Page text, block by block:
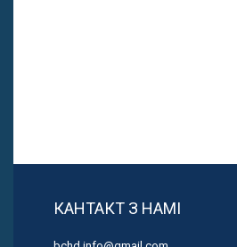
КАНТАКТ З НАМІ